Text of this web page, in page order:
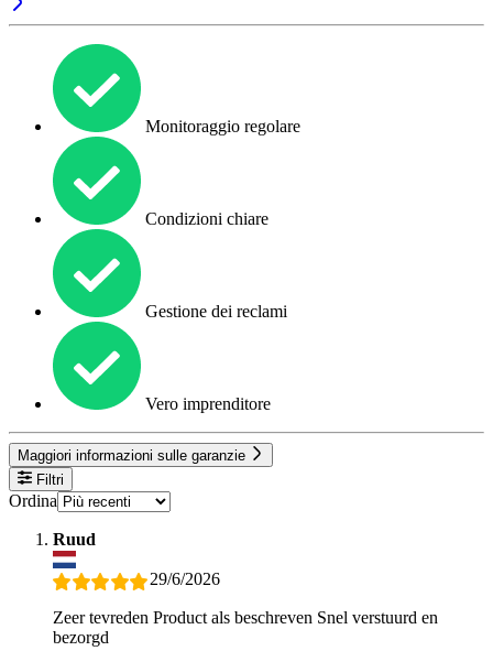
Monitoraggio regolare
Condizioni chiare
Gestione dei reclami
Vero imprenditore
Maggiori informazioni sulle garanzie
Filtri
Ordina
Ruud
29/6/2026
Zeer tevreden Product als beschreven Snel verstuurd en
bezorgd